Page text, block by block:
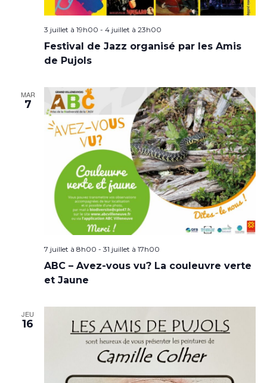
3 juillet à 19h00 - 4 juillet à 23h00
Festival de Jazz organisé par les Amis
de Pujols
MAR
7
7 juillet à 8h00 - 31 juillet à 17h00
ABC – Avez-vous vu? La couleuvre verte
et Jaune
JEU
16